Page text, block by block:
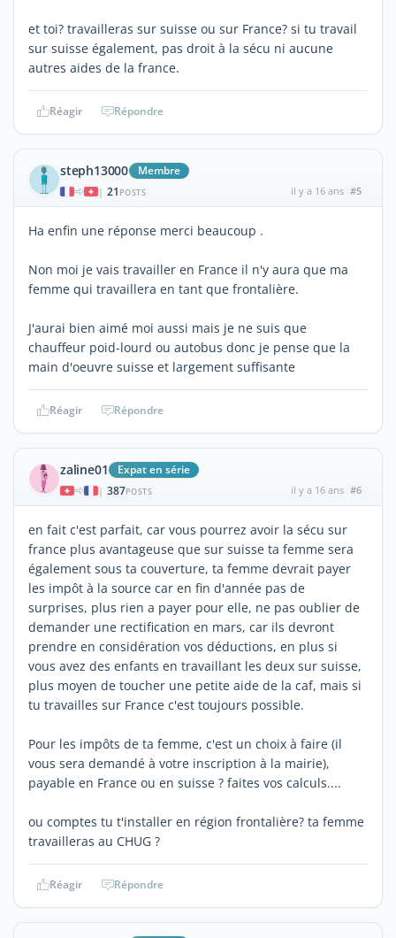
et toi? travailleras sur suisse ou sur France? si tu travail
sur suisse également, pas droit à la sécu ni aucune
autres aides de la france.
Réagir Répondre
steph13000 Membre
| 21 POSTS il y a 16 ans #5
Ha enfin une réponse merci beaucoup .
Non moi je vais travailler en France il n'y aura que ma
femme qui travaillera en tant que frontalière.
J'aurai bien aimé moi aussi mais je ne suis que
chauffeur poid-lourd ou autobus donc je pense que la
main d'oeuvre suisse et largement suffisante
Réagir Répondre
zaline01 Expat en série
| 387POSTS il y a 16 ans #6
en fait c'est parfait, car vous pourrez avoir la sécu sur
france plus avantageuse que sur suisse ta femme sera
également sous ta couverture, ta femme devrait payer
les impôt à la source car en fin d'année pas de
surprises, plus rien a payer pour elle, ne pas oublier de
demander une rectification en mars, car ils devront
prendre en considération vos déductions, en plus si
vous avez des enfants en travaillant les deux sur suisse,
plus moyen de toucher une petite aide de la caf, mais si
tu travailles sur France c'est toujours possible.
Pour les impôts de ta femme, c'est un choix à faire (il
vous sera demandé à votre inscription à la mairie),
payable en France ou en suisse ? faites vos calculs....
ou comptes tu t'installer en région frontalière? ta femme
travailleras au CHUG ?
Réagir Répondre